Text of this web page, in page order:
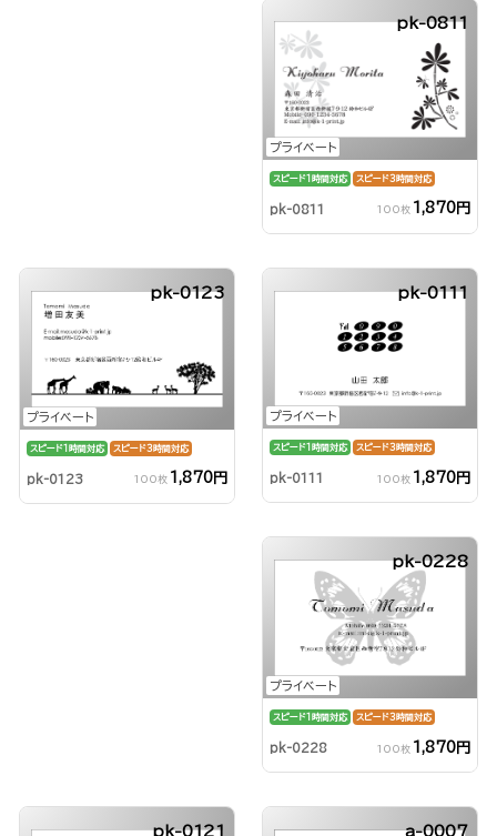
プライベート
pk-0811
スピード1時間対応 スピード3時間対応
pk-0811 100枚 1,870円
プライベート
pk-0123
スピード1時間対応 スピード3時間対応
pk-0123 100枚 1,870円
プライベート
pk-0111
スピード1時間対応 スピード3時間対応
pk-0111 100枚 1,870円
プライベート
pk-0228
スピード1時間対応 スピード3時間対応
pk-0228 100枚 1,870円
pk-0121 a-0007